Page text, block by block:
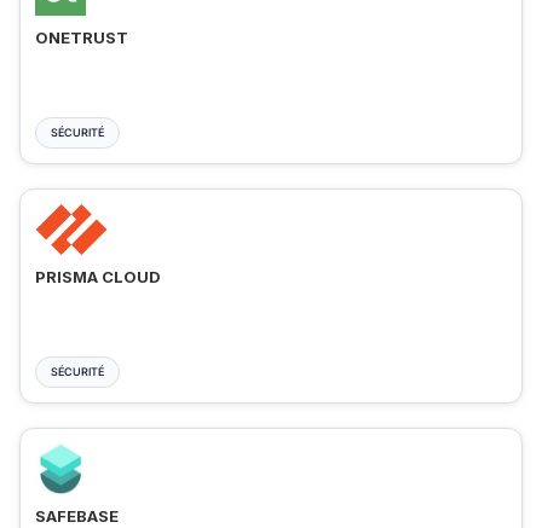
ONETRUST
SÉCURITÉ
PRISMA CLOUD
SÉCURITÉ
SAFEBASE